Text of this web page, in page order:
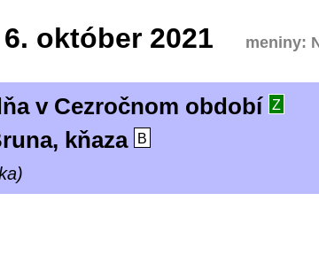
6. október 2021 meniny:
v Cezročnom období Z
kňaza B